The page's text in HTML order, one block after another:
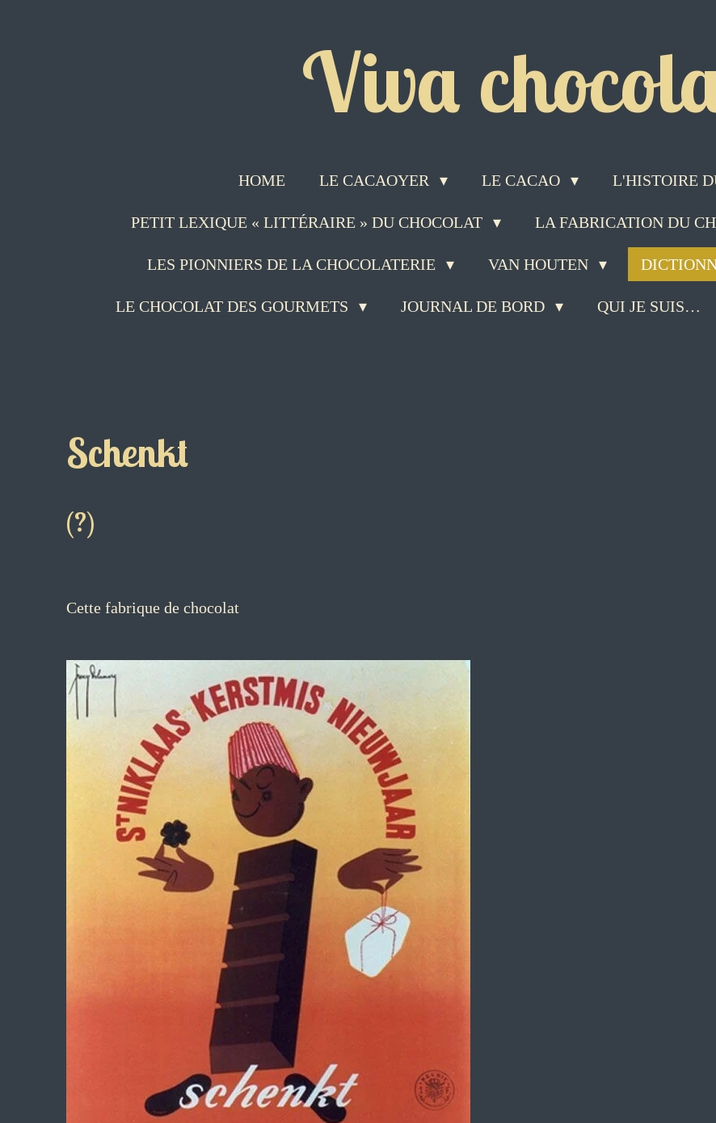
Viva
HOME LE CACAOYER LE CACAO L'HISTOIRE
PETIT LEXIQUE « LITTÉRAIRE » DU CHOCOLAT LA FABRICATION DU
LES PIONNIERS DE LA CHOCOLATERIE VAN HOUTEN
LE CHOCOLAT DES GOURMETS JOURNAL DE BORD QUI JE SUIS…
Schenkt
(?)
Cette fabrique de chocolat